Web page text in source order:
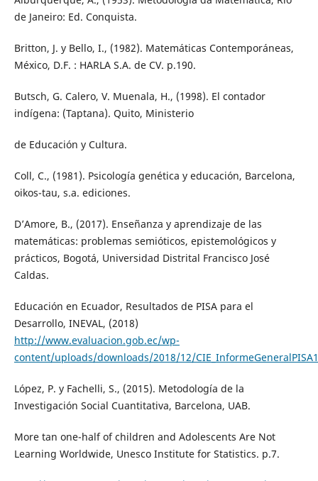
de Janeiro: Ed. Conquista.
Britton, J. y Bello, I., (1982). Matemáticas Contemporáneas,
México, D.F. : HARLA S.A. de CV. p.190.
Butsch, G. Calero, V. Muenala, H., (1998). El contador
indígena: (Taptana). Quito, Ministerio
de Educación y Cultura.
Coll, C., (1981). Psicología genética y educación, Barcelona,
oikos-tau, s.a. ediciones.
D’Amore, B., (2017). Enseñanza y aprendizaje de las
matemáticas: problemas semióticos, epistemológicos y
prácticos, Bogotá, Universidad Distrital Francisco José
Caldas.
Educación en Ecuador, Resultados de PISA para el
Desarrollo, INEVAL, (2018)
http://www.evaluacion.gob.ec/wp-
content/uploads/downloads/2018/12/
López, P. y Fachelli, S., (2015). Metodología de la
Investigación Social Cuantitativa, Barcelona, UAB.
More tan one-half of children and Adolescents Are Not
Learning Worldwide, Unesco Institute for Statistics. p.7.